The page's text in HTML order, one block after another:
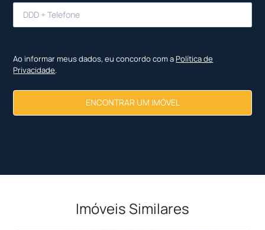
Ao informar meus dados, eu concordo com a Política de
Privacidade.
ENCONTRAR UM IMÓVEL
Imóveis Similares